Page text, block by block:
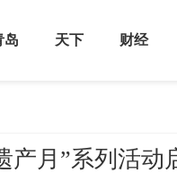
岛 天下 财经
产月”系列活